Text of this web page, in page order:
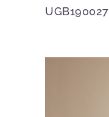
UGB190027